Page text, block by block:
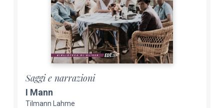
Saggi e narrazioni
I Mann
Tilmann Lahme